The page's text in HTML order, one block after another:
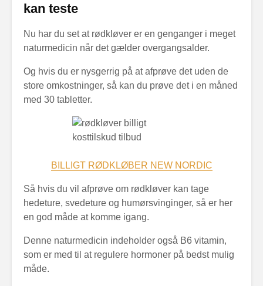
kan teste
Nu har du set at rødkløver er en genganger i meget
naturmedicin når det gælder overgangsalder.
Og hvis du er nysgerrig på at afprøve det uden de
store omkostninger, så kan du prøve det i en måned
med 30 tabletter.
BILLIGT RØDKLØBER NEW NORDIC
Så hvis du vil afprøve om rødkløver kan tage
hedeture, svedeture og humørsvinginger, så er her
en god måde at komme igang.
Denne naturmedicin indeholder også B6 vitamin,
som er med til at regulere hormoner på bedst mulig
måde.